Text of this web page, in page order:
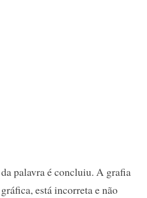
palavra é concluiu. A grafia
está incorreta e não